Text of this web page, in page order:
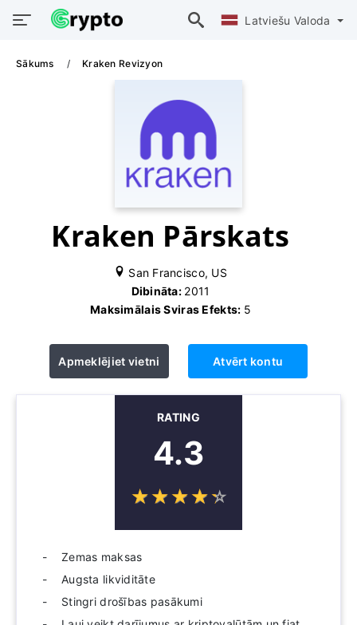
Latviešu Valoda
Sākums Kraken Revizyon
Kraken Pārskats
San Francisco, US
Dibināta: 2011
Maksimālais Sviras Efekts: 5
Apmeklējiet vietni Atvērt kontu
RATING
4.3
☆☆☆☆☆
★★★★★
Zemas maksas
Augsta likviditāte
Stingri drošības pasākumi